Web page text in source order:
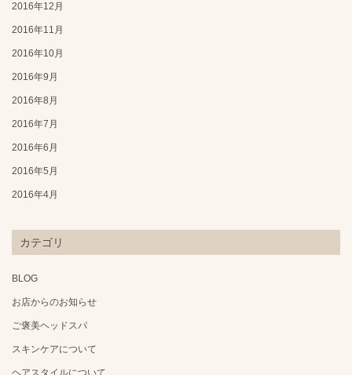
2016年12月
2016年11月
2016年10月
2016年9月
2016年8月
2016年7月
2016年6月
2016年5月
2016年4月
カテゴリ
BLOG
お店からのお知らせ
ご褒美ヘッドスパ
スキンケアについて
ヘアスタイルについて